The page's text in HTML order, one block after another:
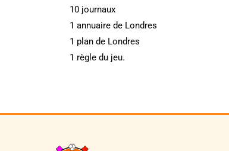
10 journaux
1 annuaire de Londres
1 plan de Londres
1 règle du jeu.